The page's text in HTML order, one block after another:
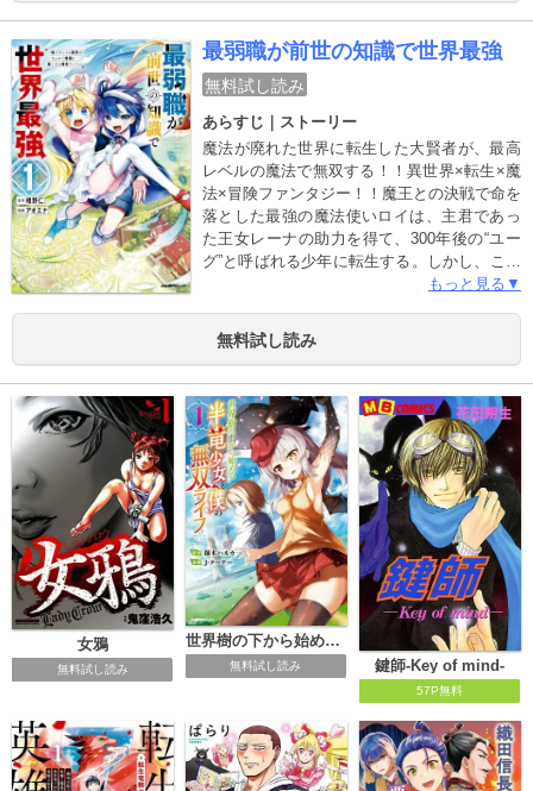
最弱職が前世の知識で世界最強
無料試し読み
あらすじ｜ストーリー
魔法が廃れた世界に転生した大賢者が、最高
レベルの魔法で無双する！！異世界×転生×魔
法×冒険ファンタジー！！魔王との決戦で命を
落とした最強の魔法使いロイは、主君であっ
た王女レーナの助力を得て、300年後の“ユー
グ”と呼ばれる少年に転生する。しかし、この
世界では魔法は廃れ、高貴な職業と崇められ
められていた。自分がいない間に、世界では
いったい何が起きたのか？少年魔法使いが前
譚！
もっと見る▼
無料試し読み
女鴉
無料試し読み
世界樹の下から始める半竜少女と僕の無双ライフ
無料試し読み 鍵師-Key of mind-
57P無料